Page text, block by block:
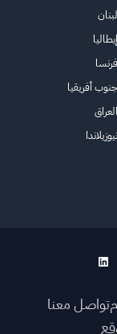
أفريقيا
تواصل معنا